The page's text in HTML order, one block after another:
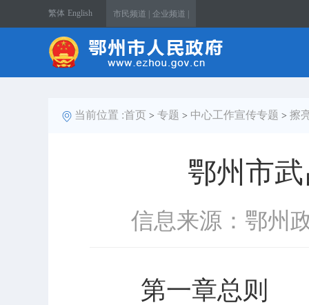
繁体 English 市民频道 | 企业频道 |
当前位置 :首页 > 专题 > 中心工作宣传专题 > 擦
鄂州市
信息来源：鄂州
第一章总则